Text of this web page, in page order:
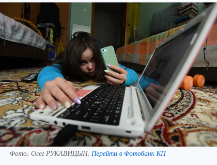
Фото: Олег РУКАВИЦЫН. Перейти в Фотобанк КП